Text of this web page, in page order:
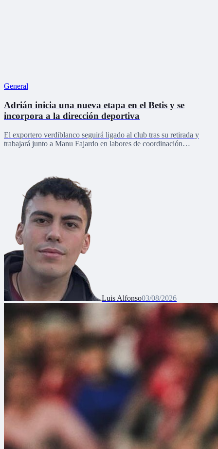
General
Adrián inicia una nueva etapa en el Betis y se
incorpora a la dirección deportiva
El exportero verdiblanco seguirá ligado al club tras su retirada y
trabajará junto a Manu Fajardo en labores de coordinación
Luis Alfonso03/08/2026